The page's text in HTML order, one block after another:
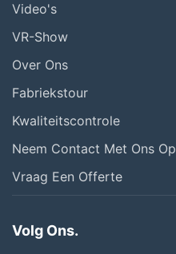
Video's
VR-Show
Over Ons
Fabriekstour
Kwaliteitscontrole
Neem Contact Met Ons Op
Vraag Een Offerte
Volg Ons.